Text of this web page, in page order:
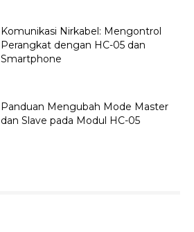
Komunikasi Nirkabel: Mengontrol
Perangkat dengan HC-05 dan
Smartphone
Panduan Mengubah Mode Master
dan Slave pada Modul HC-05